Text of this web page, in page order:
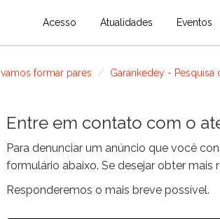
Acesso Atualidades Eventos
vamos formar pares Garankedey - Pesquisa
Entre em contato com o
Para denunciar um anúncio que você
formulário abaixo. Se desejar obter
Responderemos o mais breve possível.